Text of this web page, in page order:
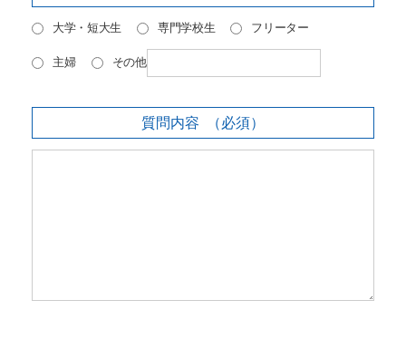
大学・短大生 専門学校生 フリーター
主婦 その他
質問内容 （必須）